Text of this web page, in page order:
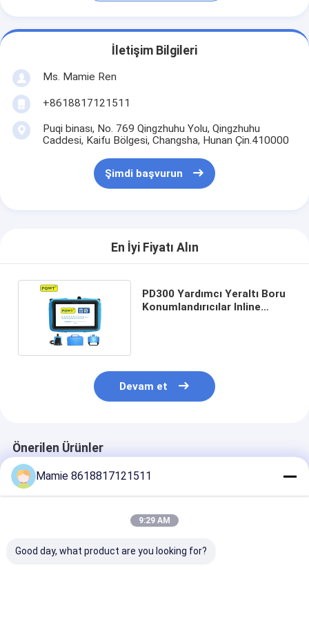
İletişim Bilgileri
Ms. Mamie Ren
+8618817121511
Puqi binası, No. 769 Qingzhuhu Yolu, Qingzhuhu
Caddesi, Kaifu Bölgesi, Changsha, Hunan Çin.410000
Şimdi başvurun
En İyi Fiyatı Alın
PD300 Yardımcı Yeraltı Boru
Konumlandırıcılar Inline
Devam et
Önerilen Ürünler
Mamie 8618817121511
9:29 AM
Good day, what product are you looking for?